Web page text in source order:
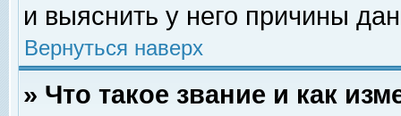
и выяснить у него причины
Вернуться наверх
» Что такое звание и как